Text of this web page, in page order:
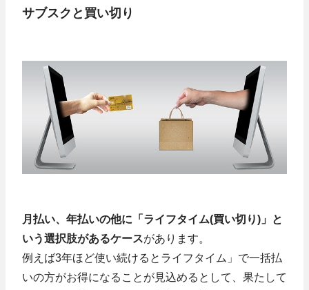
サブスクと買い切り
月払い、年払いの他に「ライフタイム(買い切り)」と
いう選択肢があるケースがあります。
例えば3年ほど使い続けるとライフタイム」で一括払
いの方がお得になることが見込めるとして、果たして